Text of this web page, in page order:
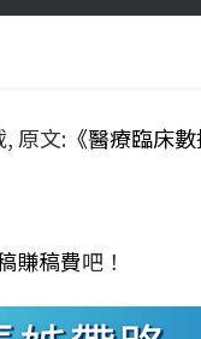
原文: 《醫療臨床
賺稿費吧！